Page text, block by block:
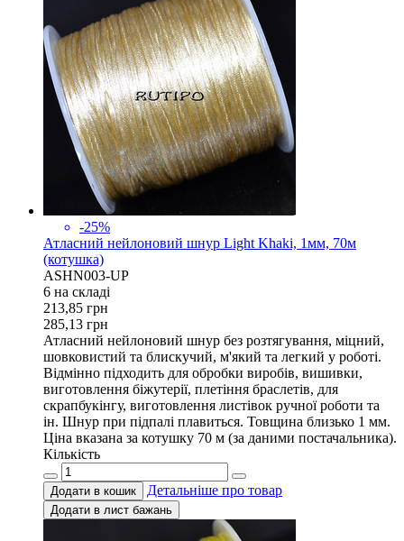
-25%
Атласний нейлоновий шнур Light Khaki, 1мм, 70м
(котушка)
ASHN003-UP
6 на складi
213,85 грн
285,13 грн
Атласний нейлоновий шнур без розтягування, міцний,
шовковистий та блискучий, м'який та легкий у роботі.
Відмінно підходить для обробки виробів, вишивки,
виготовлення біжутерії, плетіння браслетів, для
скрапбукінгу, виготовлення листівок ручної роботи та
ін. Шнур при підпалі плавиться. Товщина близько 1 мм.
Ціна вказана за котушку 70 м (за даними постачальника).
Кількість
Додати в кошик Детальніше про товар
Додати в лист бажань